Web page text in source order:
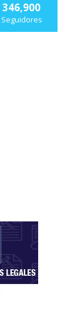
346,900
Seguidores